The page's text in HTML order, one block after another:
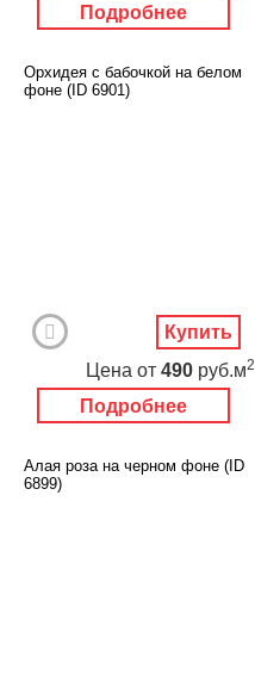
Подробнее
Орхидея с бабочкой на белом
фоне (ID 6901)
Подробнее
Цена от 490 руб.м2
Купить
Алая роза на черном фоне (ID
6899)